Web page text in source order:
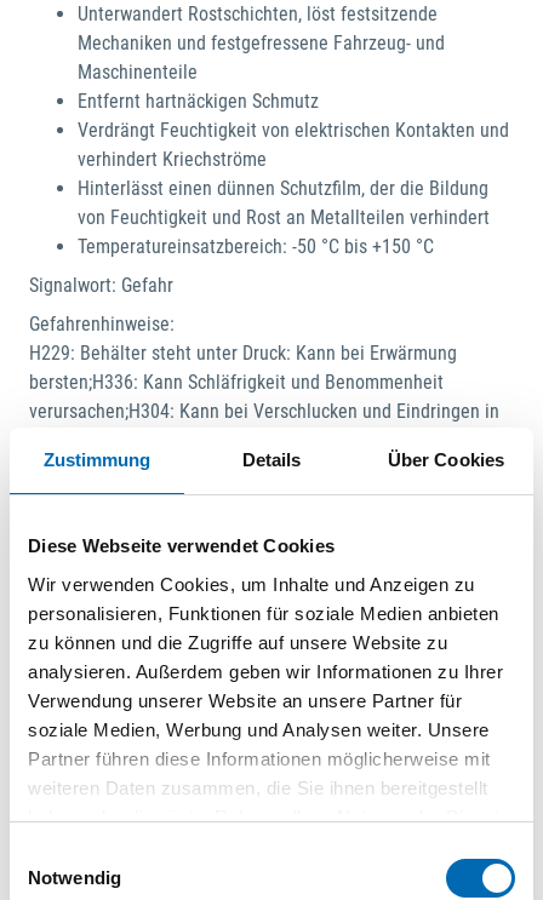
Zustimmung Details Über Cookies
Diese Webseite verwendet Cookies
Wir verwenden Cookies, um Inhalte und Anzeigen zu
personalisieren, Funktionen für soziale Medien anbieten
zu können und die Zugriffe auf unsere Website zu
analysieren. Außerdem geben wir Informationen zu Ihrer
Verwendung unserer Website an unsere Partner für
soziale Medien, Werbung und Analysen weiter. Unsere
Partner führen diese Informationen möglicherweise mit
weiteren Daten zusammen, die Sie ihnen bereitgestellt
haben oder die sie im Rahmen Ihrer Nutzung der Dienste
Notwendig
Unterwandert Rostschichten, löst festsitzende
Mechaniken und festgefressene Fahrzeug- und
Maschinenteile
Entfernt hartnäckigen Schmutz
Verdrängt Feuchtigkeit von elektrischen Kontakten und
verhindert Kriechströme
Hinterlässt einen dünnen Schutzfilm, der die Bildung
von Feuchtigkeit und Rost an Metallteilen verhindert
Temperatureinsatzbereich: -50 °C bis +150 °C
Signalwort: Gefahr
Gefahrenhinweise:
H229: Behälter steht unter Druck: Kann bei Erwärmung
bersten;H336: Kann Schläfrigkeit und Benommenheit
verursachen;H304: Kann bei Verschlucken und Eindringen in
Aerosol
EUH066: Wiederholter Kontakt kann zu spröder oder rissiger
Dokumente
Datenblatt
PDF